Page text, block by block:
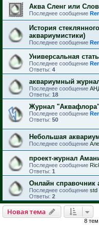
Аква Сленг или
Последнее сообщение
История
аквариумистики)
Последнее сообщение
Универсальная
Последнее сообщение
Ответы: 4
аквариумный
Последнее сообщение
Ответы: 18
Журнал
Последнее сообщение
Ответы: 50
Небольшая
Последнее сообщение
проект-журнал
Последнее сообщение
Ответы: 1
Онлайн справочник
Последнее сообщение std
Ответы: 2
Новая тема
8